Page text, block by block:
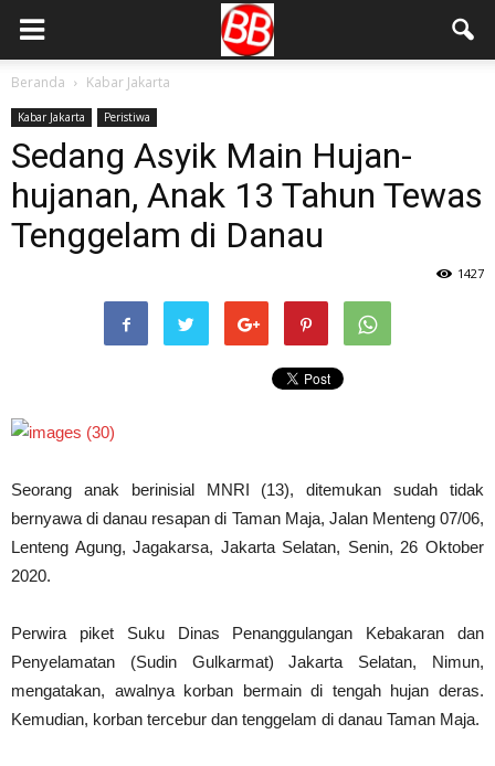
Beranda Kabar Jakarta
Kabar Jakarta Peristiwa
Sedang Asyik Main Hujan-
hujanan, Anak 13 Tahun Tewas
Tenggelam di Danau
1427
Seorang anak berinisial MNRI (13), ditemukan sudah tidak
bernyawa di danau resapan di Taman Maja, Jalan Menteng 07/06,
Lenteng Agung, Jagakarsa, Jakarta Selatan, Senin, 26 Oktober
2020.
Perwira piket Suku Dinas Penanggulangan Kebakaran dan
Penyelamatan (Sudin Gulkarmat) Jakarta Selatan, Nimun,
mengatakan, awalnya korban bermain di tengah hujan deras.
Kemudian, korban tercebur dan tenggelam di danau Taman Maja.